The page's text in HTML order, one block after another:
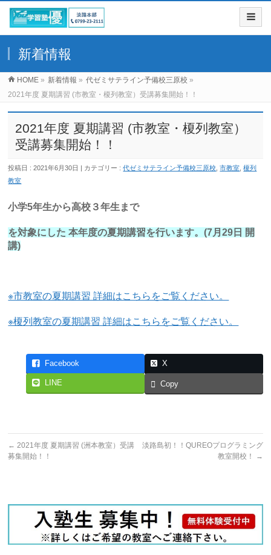
新着情報
HOME » 新着情報 » 代ゼミサテライン予備校三原校 »
2021年度 夏期講習 (市教室・榎列教室）受講募集開始！！
2021年度 夏期講習 (市教室・榎列教室）
受講募集開始！！
投稿日 : 2021年6月30日 カテゴリー :代ゼミサテライン予備校三原校 ,市教室 ,榎列
教室
小学5年生から高校３年生まで
を対象にした 本年度の夏期講習を行います。(7月29日 開
講)
※市教室の夏期講習 詳細はこちらをご覧ください。
※榎列教室の夏期講習 詳細はこちらをご覧ください。
Facebook X
LINE Copy
← 2021年度 夏期講習 (洲本教室）受講
募集開始！！
淡路島初！！QUREOプログラミング
教室開校！
→